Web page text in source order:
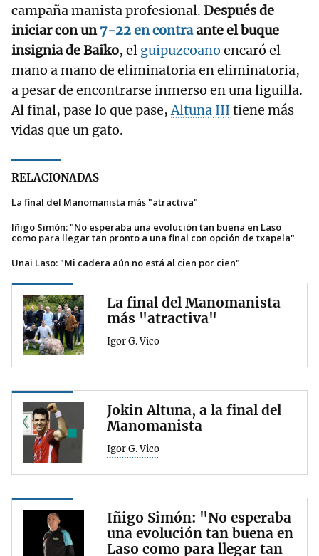
campaña manista profesional. Después de
iniciar con un7-22 en contraante el buque
insignia de Baiko, el guipuzcoano encaró el
mano a mano de eliminatoria en eliminatoria,
a pesar de encontrarse inmerso en una liguilla.
Al final, pase lo que pase,Altuna IIItiene más
vidas que un gato.
RELACIONADAS
La final del Manomanista más "atractiva"
Iñigo Simón: "No esperaba una evolución tan buena en Laso
como para llegar tan pronto a una final con opción de txapela"
Unai Laso: "Mi cadera aún no está al cien por cien"
La final del Manomanista
más "atractiva"
Igor G. Vico
Jokin Altuna, a la final del
Manomanista
Igor G. Vico
Iñigo Simón: "No esperaba
una evolución tan buena en
Laso como para llegar tan